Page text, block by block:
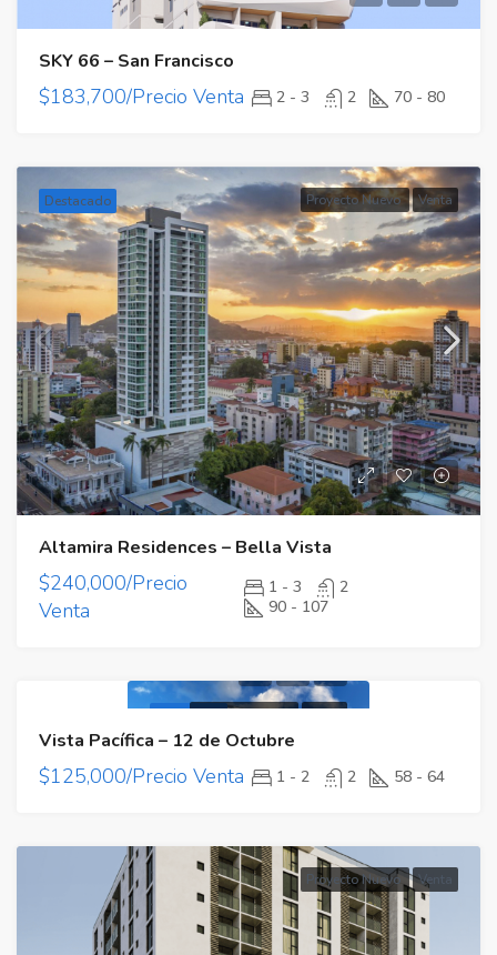
SKY 66 – San Francisco
$183,700/Precio Venta 2 - 3 2 70 - 80
Destacado Proyecto Nuevo Venta
Altamira Residences – Bella Vista
$240,000/Precio
Venta
1 - 3
2
90 - 107
DestacadoProyecto Nuevo Venta
Vista Pacífica – 12 de Octubre
$125,000/Precio Venta 1 - 2 2 58 - 64
Proyecto Nuevo Venta